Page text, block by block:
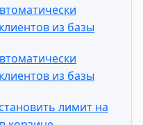
из базы
из базы
лимит на